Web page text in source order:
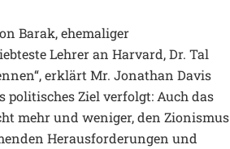
Barak, ehemaliger
Lehrer an Harvard, Dr. Tal
erklärt Mr. Jonathan Davis
Ziel verfolgt: Auch das
mehr und weniger, den Zionismus
Herausforderungen und